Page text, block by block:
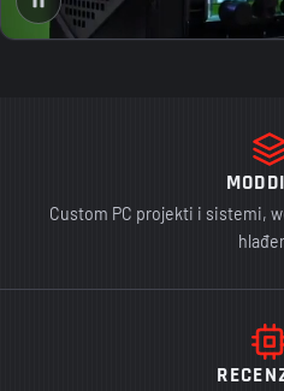
Custom PC projekti i sistemi,